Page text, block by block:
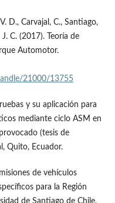
D., Carvajal, C., Santiago,
C. (2017). Teoría de
Automotor.
21000/13755
y su aplicación para
mediante ciclo ASM en
(tesis de
Quito, Ecuador.
de vehículos
para la Región
de Santiago de Chile,